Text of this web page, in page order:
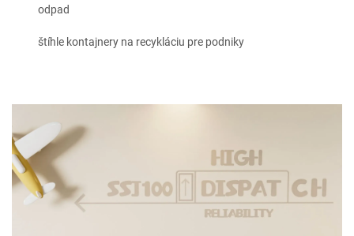
odpad
štíhle kontajnery na recykláciu pre podniky